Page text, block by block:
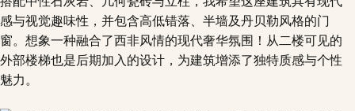
感与视觉趣味性，并包含高低错落、半墙及丹贝勒风格的门
窗。想象一种融合了西非风情的现代奢华氛围！从二楼可见的
外部楼梯也是后期加入的设计，为建筑增添了独特质感与个性
魅力。